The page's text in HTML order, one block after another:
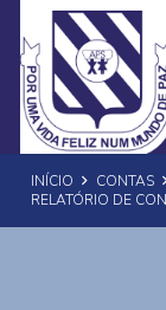
INÍCIO CONTAS
RELATÓRIO DE